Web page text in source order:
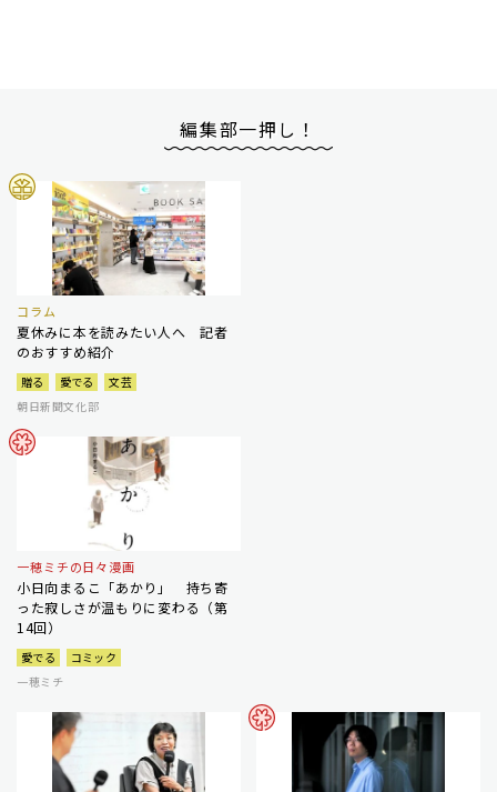
編集部一押し！
コラム
夏休みに本を読みたい人へ 記者
のおすすめ紹介
贈る 愛でる
文芸
朝日新聞文化部
一穂ミチの日々漫画
小日向まるこ「あかり」 持ち寄
った寂しさが温もりに変わる（第
14回）
愛でる
コミック
一穂ミチ